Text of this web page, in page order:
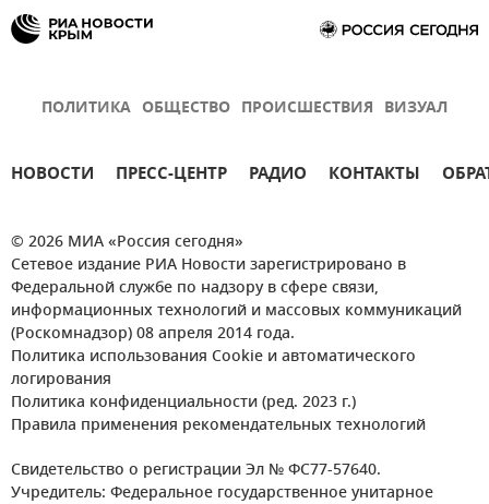
ПОЛИТИКА ОБЩЕСТВО ПРОИСШЕСТВИЯ ВИЗУАЛ
НОВОСТИ ПРЕСС-ЦЕНТР РАДИО КОНТАКТЫ
© 2026 МИА «Россия сегодня»
Сетевое издание РИА Новости зарегистрировано в
Федеральной службе по надзору в сфере связи,
информационных технологий и массовых коммуникаций
(Роскомнадзор) 08 апреля 2014 года.
Политика использования Cookie и автоматического
логирования
Политика конфиденциальности (ред. 2023 г.)
Правила применения рекомендательных технологий
Свидетельство о регистрации Эл № ФС77-57640.
Учредитель: Федеральное государственное унитарное